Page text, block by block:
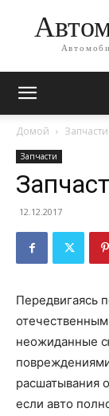
Домой Запчасти
Запчасти
12.12.2017
Передвигаясь
неожиданные
расшатывания
если авто